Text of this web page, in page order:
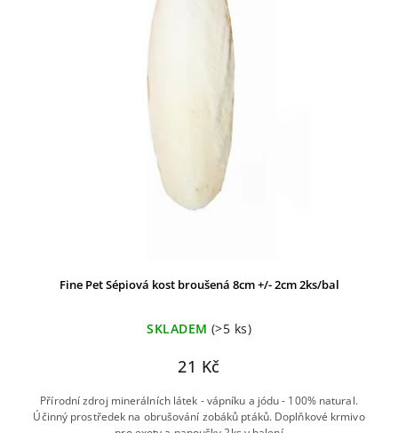
Fine Pet Sépiová kost broušená 8cm +/- 2cm 2ks/bal
SKLADEM (>5 ks)
21 Kč
Přírodní zdroj minerálních látek - vápníku a jódu - 100% natural.
Účinný prostředek na obrušování zobáků ptáků. Doplňkové krmivo